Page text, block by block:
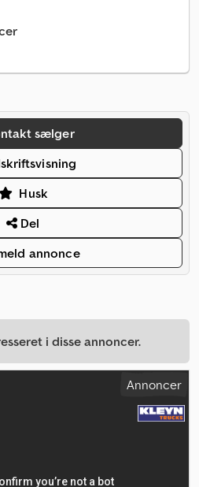
sælger
Husk
Del
annonce
i disse annoncer.
Annoncer